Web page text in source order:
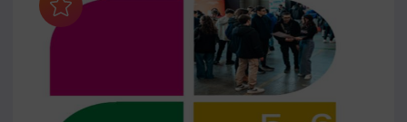
Aggiungi ai preferiti